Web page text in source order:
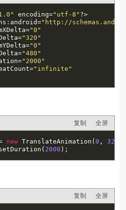
encoding="utf-8" ?>
"http://
"0"
"320"
"0"
"480"
"2000"
"infinite"
复制 全屏
new TranslateAnimation(0 , 320
2000 );
复制 全屏